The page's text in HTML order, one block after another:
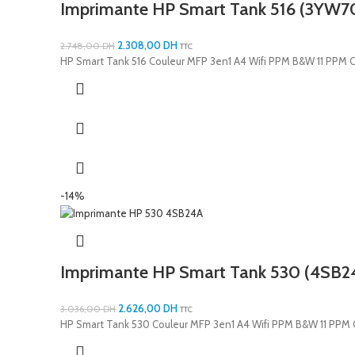
Imprimante HP Smart Tank 516
2.748,00DH 2.308,00DH TTC
HP Smart Tank 516 Couleur MFP 3en1 A4 Wifi PPM B&W 11 PPM
-14%
Imprimante HP Smart Tank 530
3.036,00DH 2.626,00DH TTC
HP Smart Tank 530 Couleur MFP 3en1 A4 Wifi PPM B&W 11 PPM